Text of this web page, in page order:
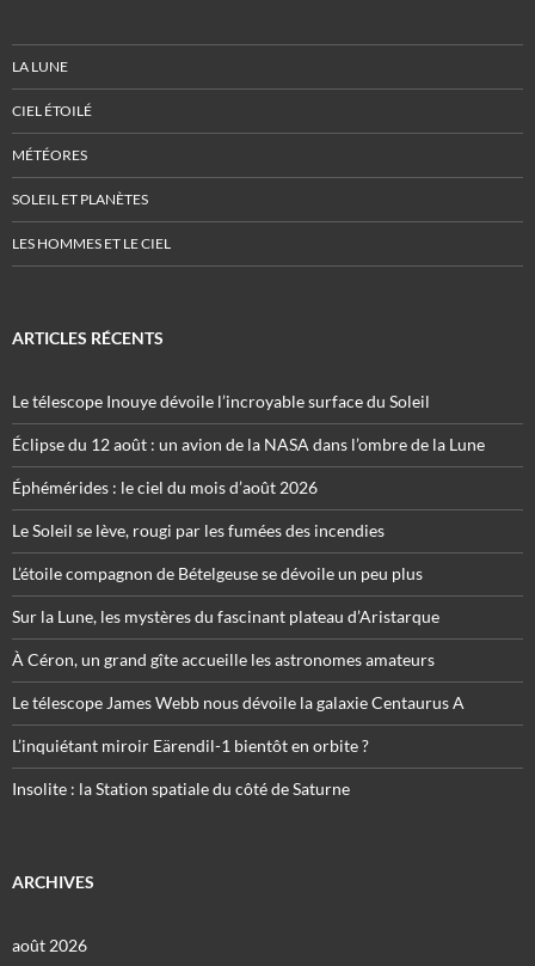
LA LUNE
CIEL ÉTOILÉ
MÉTÉORES
SOLEIL ET PLANÈTES
LES HOMMES ET LE CIEL
ARTICLES RÉCENTS
Le télescope Inouye dévoile l’incroyable surface du Soleil
Éclipse du 12 août : un avion de la NASA dans l’ombre de la Lune
Éphémérides : le ciel du mois d’août 2026
Le Soleil se lève, rougi par les fumées des incendies
L’étoile compagnon de Bételgeuse se dévoile un peu plus
Sur la Lune, les mystères du fascinant plateau d’Aristarque
À Céron, un grand gîte accueille les astronomes amateurs
Le télescope James Webb nous dévoile la galaxie Centaurus A
L’inquiétant miroir Eärendil-1 bientôt en orbite ?
Insolite : la Station spatiale du côté de Saturne
ARCHIVES
août 2026